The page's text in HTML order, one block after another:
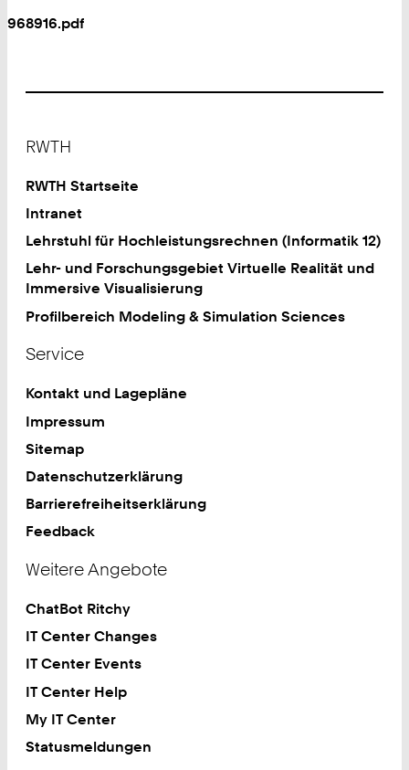
968916.pdf
RWTH
RWTH Startseite
Intranet
Lehrstuhl für Hochleistungsrechnen (Informatik 12)
Lehr- und Forschungsgebiet Virtuelle Realität und
Immersive Visualisierung
Profilbereich Modeling & Simulation Sciences
Service
Kontakt und Lagepläne
Impressum
Sitemap
Datenschutzerklärung
Barrierefreiheitserklärung
Feedback
Weitere Angebote
ChatBot Ritchy
IT Center Changes
IT Center Events
IT Center Help
My IT Center
Statusmeldungen